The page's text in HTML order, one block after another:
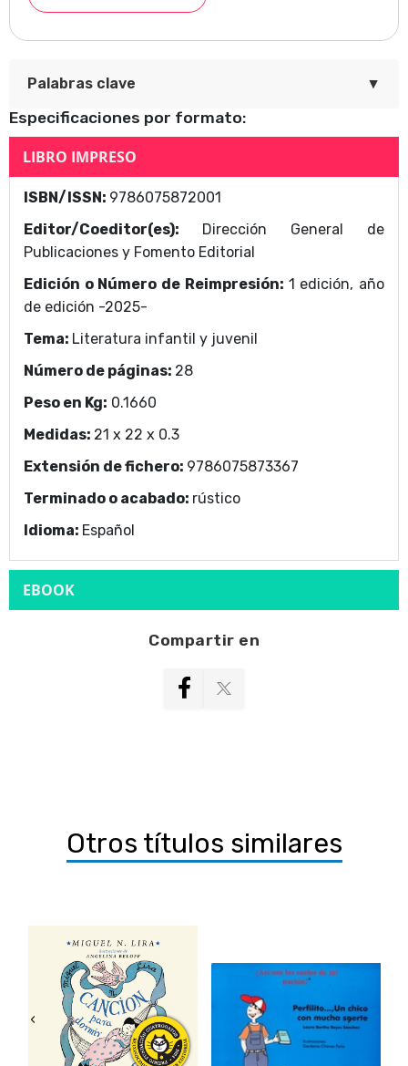
Palabras clave ▼
Jesusón
Área Temática
Editorial
Especificaciones por formato:
LIBRO IMPRESO
ISBN/ISSN: 9786075872001
Editor/Coeditor(es):
Dirección General de
Publicaciones y Fomento Editorial
Edición o Número de Reimpresión: 1 edición, año
de edición -2025-
Tema: Literatura infantil y juvenil
Número de páginas: 28
Peso en Kg: 0.1660
Medidas: 21 x 22 x 0.3
Extensión de fichero: 9786075873367
Terminado o acabado: rústico
Idioma: Español
EBOOK
Compartir en
Otros títulos similares
‹ ›